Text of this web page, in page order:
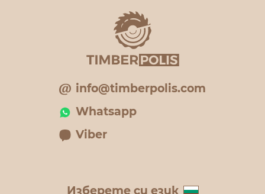
info@timberpolis.com
Whatsapp
Viber
Изберете си език